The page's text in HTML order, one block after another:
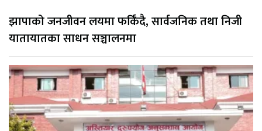
झापाको जनजीवन लयमा फर्किँदै, सार्वजनिक तथा निजी
यातायातका साधन सञ्चालनमा